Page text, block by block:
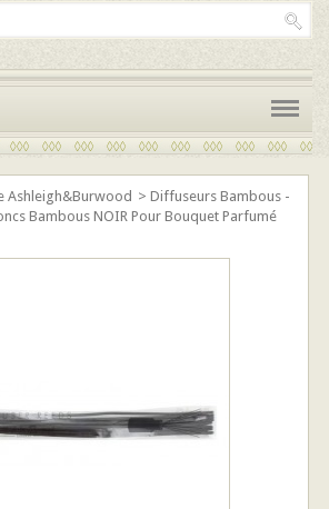
Ashleigh&Burwood > Diffuseurs Bambous -
Bambous NOIR Pour Bouquet Parfumé